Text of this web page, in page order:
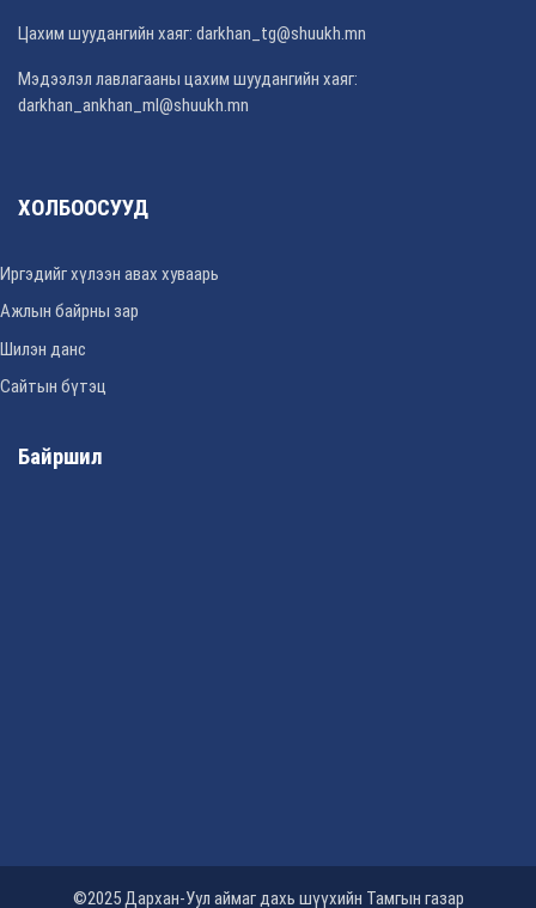
Цахим шуудангийн хаяг: darkhan_tg@shuukh.mn
Мэдээлэл лавлагааны цахим шуудангийн хаяг:
darkhan_ankhan_ml@shuukh.mn
ХОЛБООСУУД
Иргэдийг хүлээн авах хуваарь
Ажлын байрны зар
Шилэн данс
Сайтын бүтэц
Байршил
©2025 Дархан-Уул аймаг дахь шүүхийн Тамгын газар